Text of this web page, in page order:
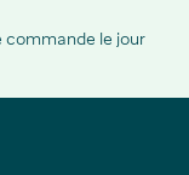
le jour